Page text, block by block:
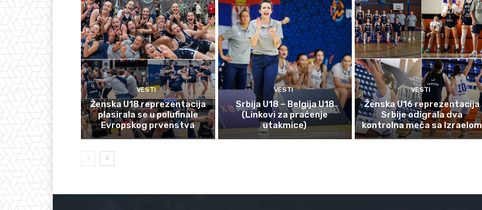
VESTI
Ženska U18 reprezentacija
plasirala se u polufinale
Evropskog prvenstva
VESTI
Srbija U18 – Belgija U18
(Linkovi za praćenje
utakmice)
VESTI
Ženska U16 reprezentacija
Srbije odigrala dva
kontrolna meča sa Izraelom